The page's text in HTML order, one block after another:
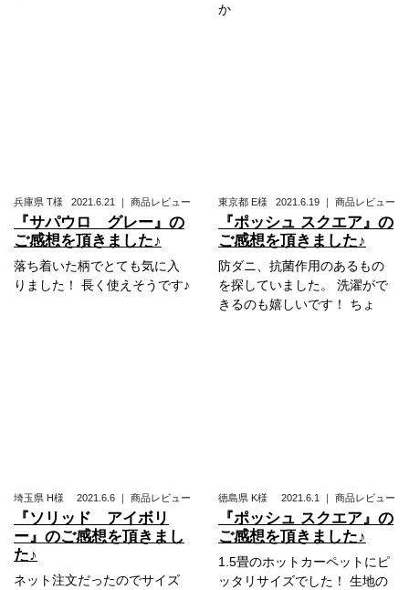
か
兵庫県 T様 2021.6.21 ｜ 商品レビュー
『サパウロ グレー』の
ご感想を頂きました♪
落ち着いた柄でとても気に入
りました！ 長く使えそうです♪
東京都 E様 2021.6.19 ｜ 商品レビュー
『ポッシュ スクエア』の
ご感想を頂きました♪
防ダニ、抗菌作用のあるもの
を探していました。 洗濯がで
きるのも嬉しいです！ ちょ
埼玉県 H様 2021.6.6 ｜ 商品レビュー
『ソリッド アイボリ
ー』のご感想を頂きまし
た♪
ネット注文だったのでサイズ
徳島県 K様 2021.6.1 ｜ 商品レビュー
『ポッシュ スクエア』の
ご感想を頂きました♪
1.5畳のホットカーペットにピ
ッタリサイズでした！ 生地の